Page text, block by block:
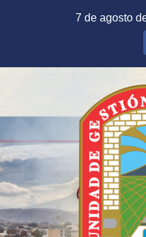
7 de agosto